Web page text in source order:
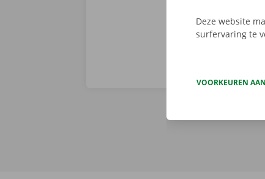
Deze website
surfervaring te
VOORKEUREN